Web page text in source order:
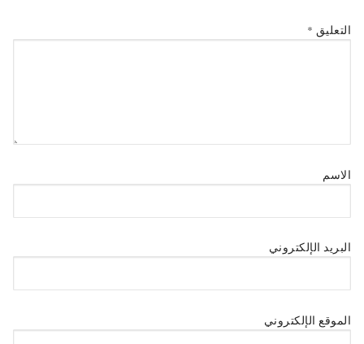
التعليق *
الاسم
البريد الإلكتروني
الموقع الإلكتروني